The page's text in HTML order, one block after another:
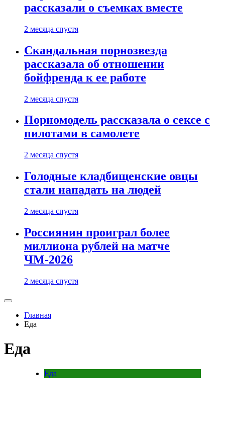
рассказали о съемках вместе
2 месяца спустя
Скандальная порнозвезда
рассказала об отношении
бойфренда к ее работе
2 месяца спустя
Порномодель рассказала о сексе с
пилотами в самолете
2 месяца спустя
Голодные кладбищенские овцы
стали нападать на людей
2 месяца спустя
Россиянин проиграл более
миллиона рублей на матче
ЧМ-2026
2 месяца спустя
Главная
Еда
Еда
Еда